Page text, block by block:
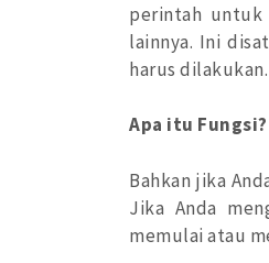
perintah
lainnya. Ini
harus dilakukan.
Apa itu Fungsi?
Bahkan jika
Jika Anda
memulai atau